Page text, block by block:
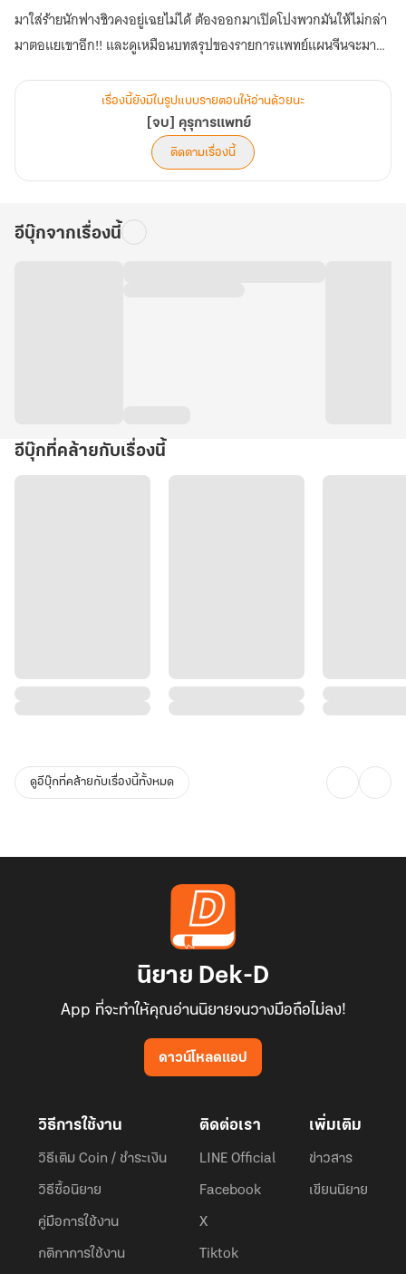
มาใส่ร้ายนักฟางชิวคงอยู่เฉยไม่ได้ ต้องออกมาเปิดโปงพวกมันให้ไม่กล่า
มาตอแยเขาอีก!! และดูเหมือนบทสรุปของรายการแพทย์แผนจีนจะมา
เรื่องนี้ยังมีในรูปแบบรายตอนให้อ่านด้วยนะ
[จบ] คุรุการแพทย์
ติดตามเรื่องนี้
อีบุ๊กจากเรื่องนี้
อีบุ๊กที่คล้ายกับเรื่องนี้
ดูอีบุ๊กที่คล้ายกับเรื่องนี้ทั้งหมด
นิยาย Dek-D
App ที่จะทำให้คุณอ่านนิยายจนวางมือถือไม่ลง!
ดาวน์โหลดแอป
วิธีการใช้งาน
วิธีเติม Coin / ชำระเงิน
วิธีซื้อนิยาย
คู่มือการใช้งาน
กติกาการใช้งาน
ติดต่อเรา
LINE Official
Facebook
X
Tiktok
เพิ่มเติม
ข่าวสาร
เขียนนิยาย